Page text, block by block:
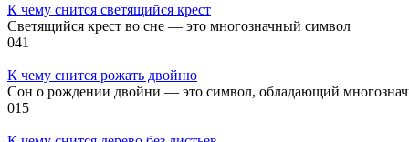
К чему снится светящийся крест
Светящийся крест во сне — это многозначный символ
041
К чему снится рожать двойню
Сон о рождении двойни — это символ, обладающий
015